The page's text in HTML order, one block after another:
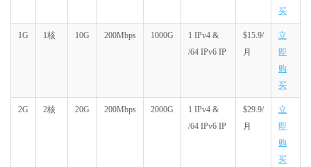
买
1G 1核 10G 200Mbps 1000G
1 IPv4 &
/64 IPv6 IP
$15.9/
月
立
即
购
买
2G 2核 20G 200Mbps 2000G
1 IPv4 &
/64 IPv6 IP
$29.9/
月
立
即
购
买